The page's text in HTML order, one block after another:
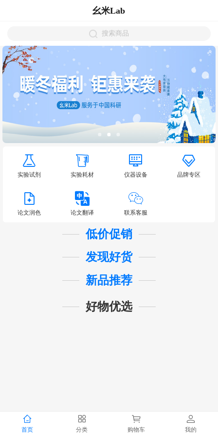
幺米Lab
搜索商品
实验试剂 实验耗材 仪器设备 品牌专区
论文润色 论文翻译 联系客服
低价促销
发现好货
新品推荐
好物优选
首页 分类 购物车 我的